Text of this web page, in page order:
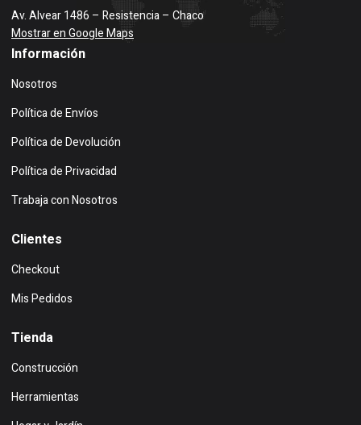
Av. Alvear 1486 – Resistencia – Chaco
Mostrar en Google Maps
Información
Nosotros
Política de Envíos
Política de Devolución
Política de Privacidad
Trabaja con Nosotros
Clientes
Checkout
Mis Pedidos
Tienda
Construcción
Herramientas